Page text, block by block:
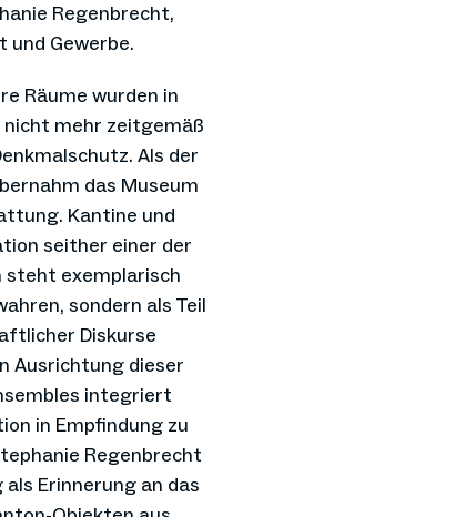
Regenbrecht,
Gewerbe.
Räume wurden in
nicht mehr zeitgemäß
Als der
das Museum
Kantine und
seither einer der
steht exemplarisch
sondern als Teil
Diskurse
Ausrichtung dieser
integriert
in Empfindung zu
Regenbrecht
Erinnerung an das